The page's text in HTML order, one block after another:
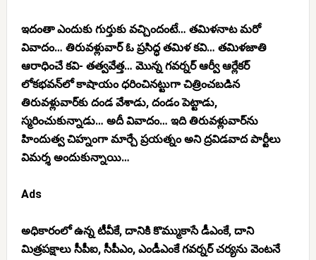
ఇదంతా ఎందుకు గుర్తుకు వచ్చిందంటే… తమిళనాట మరో
వివాదం… తిరువళ్లువార్ ఓ ప్రసిద్ధ తమిళ కవి… తమిళజాతి
ఆరాధించే కవి- తత్వవేత్త… మొన్న గవర్నర్ ఆర్వీ ఆర్లేకర్
లోకభవన్‌లో కాషాయం ధరించినట్టుగా చిత్రించబడిన
తిరువళ్లువార్‌కు దండ వేశాడు, దండం పెట్టాడు,
స్మరించుకున్నాడు… అదీ వివాదం… ఇది తిరువళ్లువార్‌ను
హిందుత్వ చిహ్నంగా మార్చే ప్రయత్నం అని ద్రవిడవాద పార్టీలు
విమర్శ అందుకున్నాయి…
Ads
అధికారంలో ఉన్న టీవీకే, దానికి కొమ్ముకాసే డీఎంకే, దాని
మిత్రపక్షాలు సీపీఐ, సీపీఎం, ఎండీఎంకే గవర్నర్ చర్యను వెంటనే